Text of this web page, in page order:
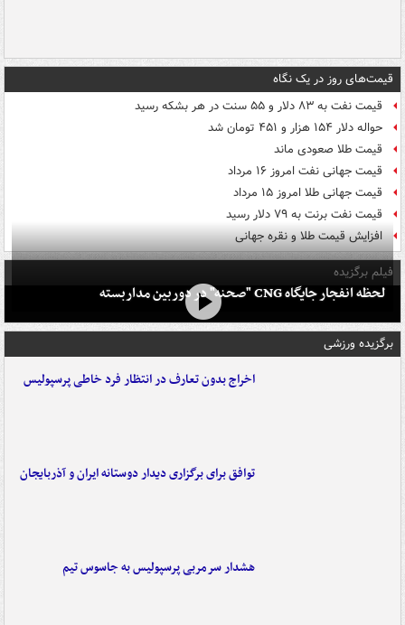
قیمت‌های روز در یک نگاه
قیمت نفت به ۸۳ دلار و ۵۵ سنت در هر بشکه رسید
حواله دلار ۱۵۴ هزار و ۴۵۱ تومان شد
قیمت طلا صعودی ماند
قیمت جهانی نفت امروز ۱۶ مرداد
قیمت جهانی طلا امروز ۱۵ مرداد
قیمت نفت برنت به ۷۹ دلار رسید
افزایش قیمت طلا و نقره جهانی
فیلم برگزیده
لحظه انفجار جایگاه CNG "صحنه" در دوربین مداربسته
برگزیده ورزشی
اخراج بدون تعارف در انتظار فرد خاطی پرسپولیس
توافق برای برگزاری دیدار دوستانه ایران و آذربایجان
هشدار سرمربی پرسپولیس به جاسوس تیم